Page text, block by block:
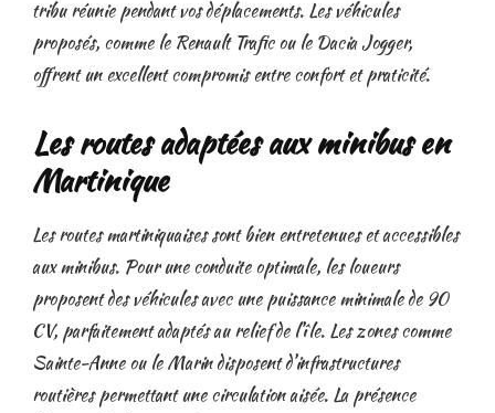
tribu réunie pendant vos déplacements. Les véhicules
proposés, comme le Renault Trafic ou le Dacia Jogger,
offrent un excellent compromis entre confort et praticité.
Les routes adaptées aux minibus en
Martinique
Les routes martiniquaises sont bien entretenues et accessibles
aux minibus. Pour une conduite optimale, les loueurs
proposent des véhicules avec une puissance minimale de 90
CV, parfaitement adaptés au relief de l’île. Les zones comme
Sainte-Anne ou le Marin disposent d’infrastructures
routières permettant une circulation aisée. La présence